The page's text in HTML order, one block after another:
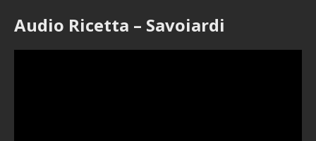
Audio Ricetta – Savoiardi